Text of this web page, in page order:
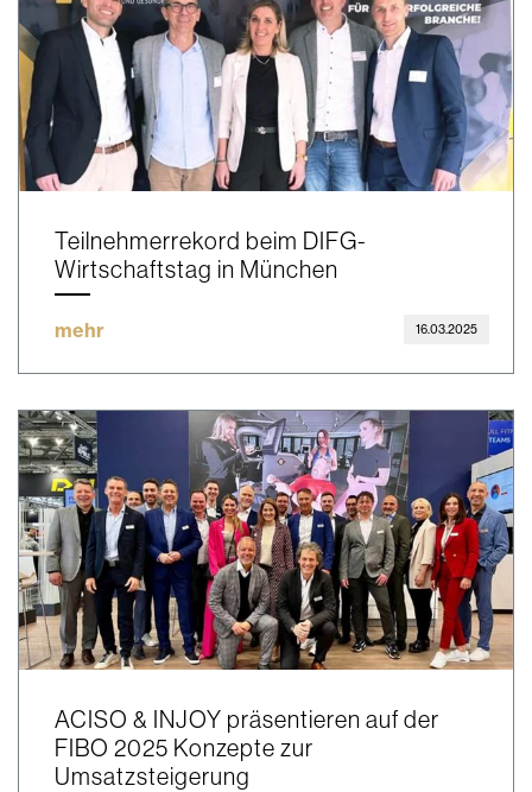
Teilnehmerrekord beim DIFG-
Wirtschaftstag in München
mehr 16.03.2025
ACISO & INJOY präsentieren auf der
FIBO 2025 Konzepte zur
Umsatzsteigerung